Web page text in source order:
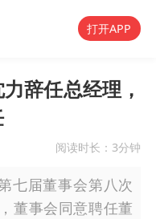
打开APP
辞任总经理，
阅读时长： 3分钟
七届董事会第八次
董事会同意聘任董